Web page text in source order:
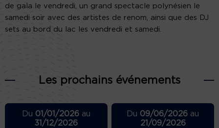
de gala le vendredi, un grand spectacle polynésien le
samedi soir avec des artistes de renom, ainsi que des DJ
sets au bord du lac les vendredi et samedi.
Les prochains événements
Du 01/01/2026au
31/12/2026
Du 09/06/2026 au
21/09/2026